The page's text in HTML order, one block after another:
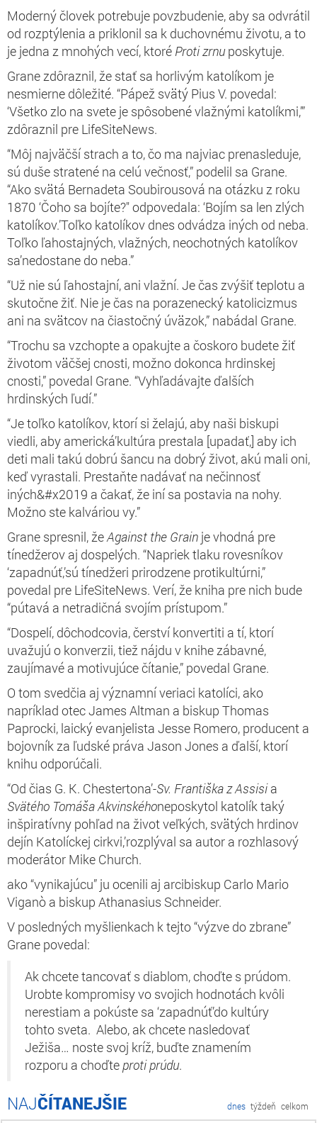
Moderný človek potrebuje povzbudenie, aby sa odvrátil
od rozptýlenia a priklonil sa k duchovnému životu, a to
je jedna z mnohých vecí, ktoré Proti zrnuposkytuje.
Grane zdôraznil, že stať sa horlivým katolíkom je
nesmierne dôležité. “Pápež svätý Pius V. povedal:
‘Všetko zlo na svete je spôsobené vlažnými katolíkmi,’”
zdôraznil pre LifeSiteNews.
“Môj najväčší strach a to, čo ma najviac prenasleduje,
sú duše stratené na celú večnosť,” podelil sa Grane.
“Ako svätá Bernadeta Soubirousová na otázku z roku
1870 ‘Čoho sa bojíte?" odpovedala: ‘Bojím sa len zlých
katolíkov.’Toľko katolíkov dnes odvádza iných od neba.
Toľko ľahostajných, vlažných, neochotných katolíkov
sa’nedostane do neba.”
“Už nie sú ľahostajní, ani vlažní. Je čas zvýšiť teplotu a
skutočne žiť. Nie je čas na porazenecký katolicizmus
ani na svätcov na čiastočný úväzok,” nabádal Grane.
“Trochu sa vzchopte a opakujte a čoskoro budete žiť
životom väčšej cnosti, možno dokonca hrdinskej
cnosti,” povedal Grane. “Vyhľadávajte ďalších
hrdinských ľudí.”
“Je toľko katolíkov, ktorí si želajú, aby naši biskupi
viedli, aby americká’kultúra prestala [upadať,] aby ich
deti mali takú dobrú šancu na dobrý život, akú mali oni,
keď vyrastali. Prestaňte nadávať na nečinnosť
iných&#x2019 a čakať, že iní sa postavia na nohy.
Možno ste kalváriou vy.”
Grane spresnil, žeAgainst the Grain je vhodná pre
tínedžerov aj dospelých. “Napriek tlaku rovesníkov
‘zapadnúť,’sú tínedžeri prirodzene protikultúrni,”
povedal pre LifeSiteNews. Verí, že kniha pre nich bude
“pútavá a netradičná svojím prístupom.”
“Dospelí, dôchodcovia, čerství konvertiti a tí, ktorí
uvažujú o konverzii, tiež nájdu v knihe zábavné,
zaujímavé a motivujúce čítanie,” povedal Grane.
O tom svedčia aj významní veriaci katolíci, ako
napríklad otec James Altman a biskup Thomas
Paprocki, laický evanjelista Jesse Romero, producent a
bojovník za ľudské práva Jason Jones a ďalší, ktorí
knihu odporúčali.
“Od čias G. K. Chestertona’-Sv. Františka z Assisia
Svätého Tomáša Akvinskéhoneposkytol katolík taký
inšpiratívny pohľad na život veľkých, svätých hrdinov
dejín Katolíckej cirkvi,’rozplýval sa autor a rozhlasový
moderátor Mike Church.
ako “vynikajúcu” ju ocenili aj arcibiskup Carlo Mario
Viganò a biskup Athanasius Schneider.
V posledných myšlienkach k tejto “výzve do zbrane”
Grane povedal:
Ak chcete tancovať s diablom, choďte s prúdom.
Urobte kompromisy vo svojich hodnotách kvôli
nerestiam a pokúste sa ‘zapadnúť’do kultúry
tohto sveta. Alebo, ak chcete nasledovať
Ježiša… noste svoj kríž, buďte znamením
rozporu a choďteproti prúdu.
ČÍTANEJŠIE dnes týždeň celkom